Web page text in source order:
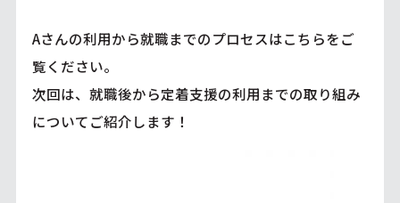
Aさんの利用から就職までのプロセスはこちらをご
覧ください。
次回は、就職後から定着支援の利用までの取り組み
についてご紹介します！